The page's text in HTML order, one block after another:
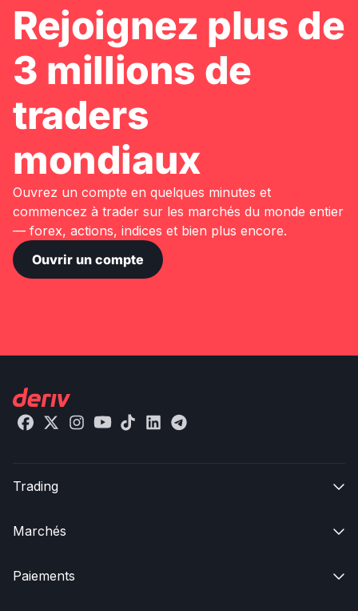
Rejoignez plus de
3 millions de
traders
mondiaux
Ouvrez un compte en quelques minutes et
commencez à trader sur les marchés du monde entier
— forex, actions, indices et bien plus encore.
Ouvrir un compte
Trading 
Marchés 
Paiements 